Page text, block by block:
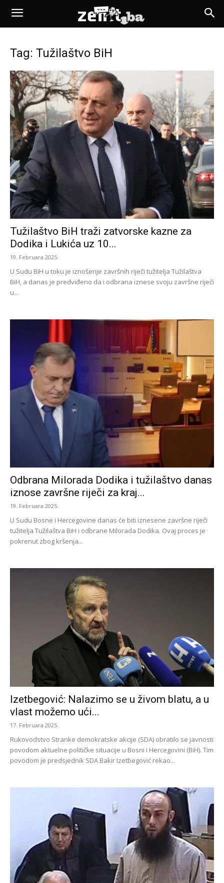
Tag: Tužilaštvo BiH
Tužilaštvo BiH traži zatvorske kazne za
Dodika i Lukića uz 10...
19. Februara 2025.
U Sudu BiH u toku je iznošenje završnih riječi tužitelja Tužilaštva
BiH, a danas je predviđeno da i odbrana iznese svoju završne riječi
u...
Odbrana Milorada Dodika i tužilaštvo danas
iznose završne riječi za kraj...
19. Februara 2025.
U Sudu Bosne i Hercegovine danas će biti iznesene završne riječi
tužitelja Tužilaštva BiH i odbrane Milorada Dodika. Ovaj proces je
pokrenut zbog kršenja...
Izetbegović: Nalazimo se u živom blatu, a u
vlast možemo ući...
17. Februara 2025.
Rukovodstvo Stranke demokratske akcije (SDA) obratilo se javnosti
povodom aktuelne političke situacije u Bosni i Hercegovini (BiH). Tim
povodom je predsjednik SDA Bakir Izetbegović rekao...